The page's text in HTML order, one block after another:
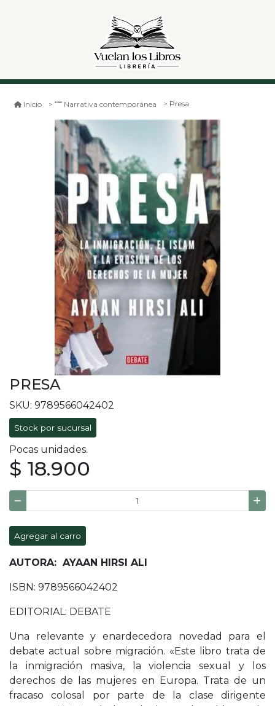
Inicio Narrativa contemporánea Presa
PRESA
SKU: 9789566042402
Stock por sucursal
Pocas unidades.
$ 18.900
Agregar al carro
AUTORA: AYAAN HIRSI ALI
ISBN: 9789566042402
EDITORIAL: DEBATE
Una relevante y enardecedora novedad para el
debate actual sobre migración. «Este libro trata de
la inmigración masiva, la violencia sexual y los
derechos de las mujeres en Europa. Trata de un
fracaso colosal por parte de la clase dirigente